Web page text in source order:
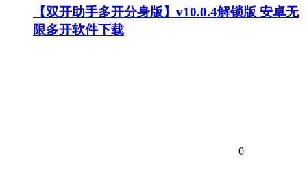
【双开助手多开分身版】v10.0.4解锁版 安卓无
限多开软件下载
0